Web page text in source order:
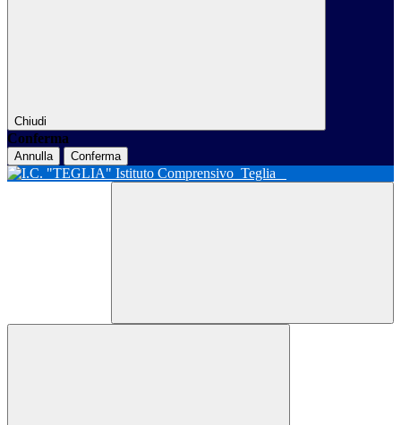
Chiudi
Conferma
Annulla Conferma
Istituto Comprensivo Teglia